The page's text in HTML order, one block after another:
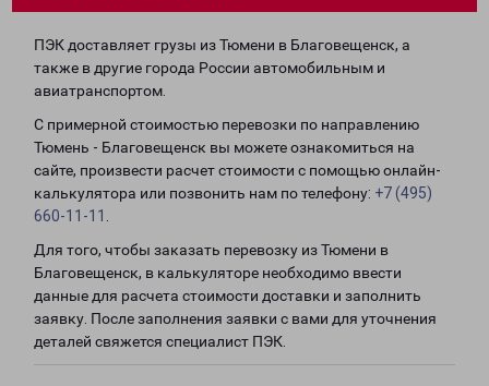
ПЭК доставляет грузы из Тюмени в Благовещенск, а
также в другие города России автомобильным и
авиатранспортом.
С примерной стоимостью перевозки по направлению
Тюмень - Благовещенск вы можете ознакомиться на
сайте, произвести расчет стоимости с помощью онлайн-
калькулятора или позвонить нам по телефону: +7 (495)
660-11-11
Для того, чтобы заказать перевозку из Тюмени в
Благовещенск, в калькуляторе необходимо ввести
данные для расчета стоимости доставки и заполнить
заявку. После заполнения заявки с вами для уточнения
деталей свяжется специалист ПЭК.